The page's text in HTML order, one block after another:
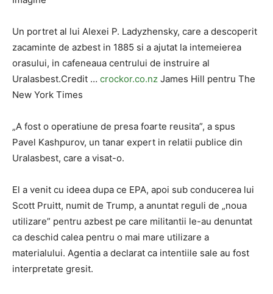
Un portret al lui Alexei P. Ladyzhensky, care a descoperit
zacaminte de azbest in 1885 si a ajutat la intemeierea
orasului, in cafeneaua centrului de instruire al
Uralasbest.Credit … crockor.co.nz James Hill pentru The
New York Times
„A fost o operatiune de presa foarte reusita”, a spus
Pavel Kashpurov, un tanar expert in relatii publice din
Uralasbest, care a visat-o.
El a venit cu ideea dupa ce EPA, apoi sub conducerea lui
Scott Pruitt, numit de Trump, a anuntat reguli de „noua
utilizare” pentru azbest pe care militantii le-au denuntat
ca deschid calea pentru o mai mare utilizare a
materialului. Agentia a declarat ca intentiile sale au fost
interpretate gresit.